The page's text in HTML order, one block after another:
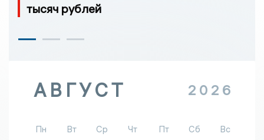
тысяч рублей
АВГУСТ 2026
Пн Вт Ср Чт Пт Сб
Вс